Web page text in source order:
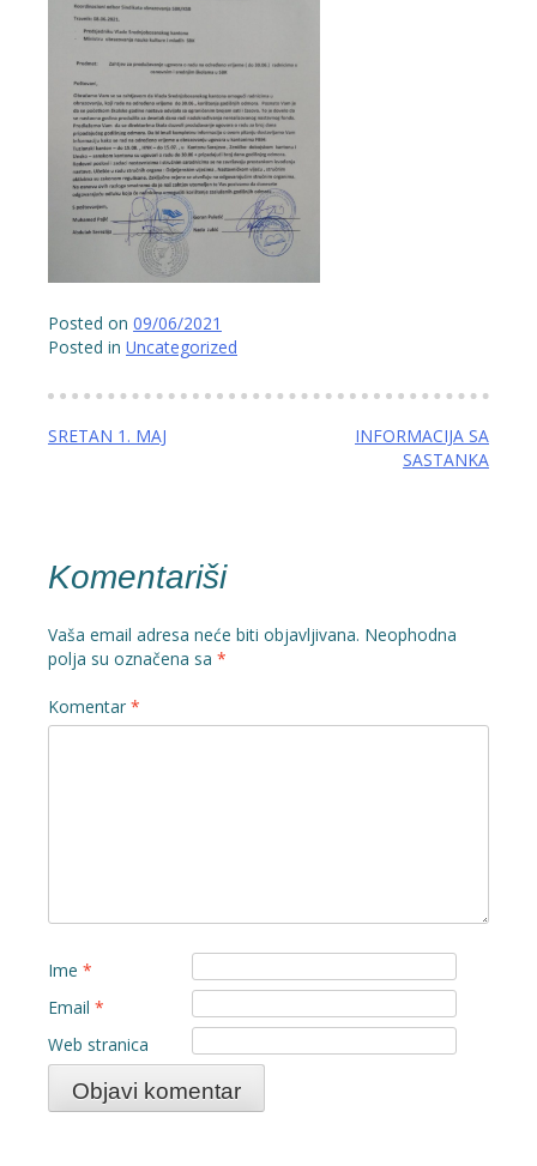
Posted on 09/06/2021
Posted in Uncategorized
Navigacija
SRETAN 1. MAJ
INFORMACIJA SA
SASTANKA
Komentariši
Vaša email adresa neće biti objavljivana. Neophodna
polja su označena sa *
Komentar *
Ime *
Email *
Web stranica